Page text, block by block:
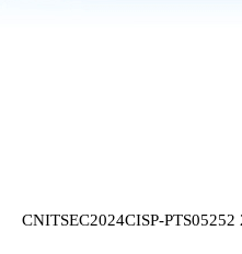
CNITSEC2024CISP-